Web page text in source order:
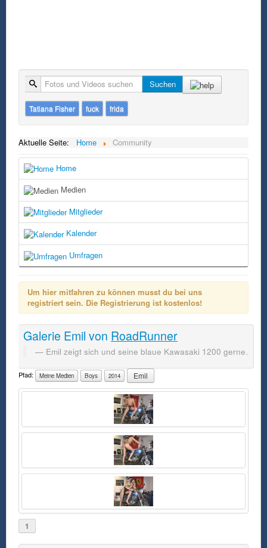
Suche Suchen
Tatiana Fisher fuck frida
Aktuelle Seite: Home Community
Home
Medien
Mitglieder
Kalender
Umfragen
Um hier mitfahren zu können musst du bei uns
registriert sein. Die Registrierung ist kostenlos!
Galerie Emil von RoadRunner
Emil zeigt sich und seine blaue Kawasaki 1200 gerne.
Pfad: Meine Medien Boys 2014 Emil
1